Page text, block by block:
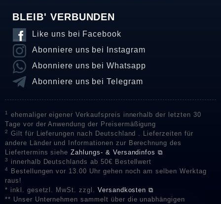
BLEIB' VERBUNDEN
Like uns bei Facebook
Abonniere uns bei Instagram
Abonniere uns bei Whatsapp
Abonniere uns bei Telegram
1
ehemaliger eigener Verkaufspreis innerhalb der letzten 30
Tage vor der Anwendung der Preisermäßigung
2
Gilt für Lieferungen nach Deutschland . Lieferzeiten für
andere Länder und Informationen zur Berechnung des
Liefertermins sieheZahlungs- & Versandinfos ⧉
3 innerhalb Deutschlands ab 50€ Bestellwert
4
Bestellungen vor 13.00 Uhr gehen noch am selben Werktag
raus!
* inkl. gesetzl. MwSt. zzgl. Versandkosten ⧉
** Unser Unternehmen sammelt über die unabhängigen